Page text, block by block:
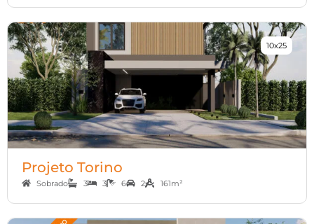
Projeto Torino
Sobrado 3 3 6 2 161m²
10x25